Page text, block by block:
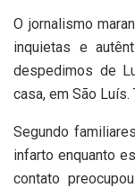
O jornalismo
inquietas e
despedimos de
casa, em São Luís.
Segundo
infarto enquanto
contato